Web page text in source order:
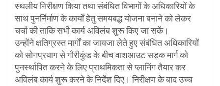
स्थलीय निरीक्षण किया तथा संबंधित विभागों के अधिकारियों के
साथ पुनर्निर्माण के कार्यों हेतु समयबद्ध योजना बनाने को लेकर
चर्चा की ताकि सभी कार्य अविलंब शुरू किए जा सकें।
उन्होंने क्षतिग्रस्त मार्गों का जायजा लेते हुए संबंधित अधिकारियों
को सोनप्रयाग से गौरीकुंड के बीच वाशआउट सड़क मार्ग को
पुनर्स्थापित करने के लिए प्राथमिकता से प्लानिंग तैयार कर
अविलंब कार्य शुरू करने के निर्देश दिए। निरीक्षण के बाद उच्च